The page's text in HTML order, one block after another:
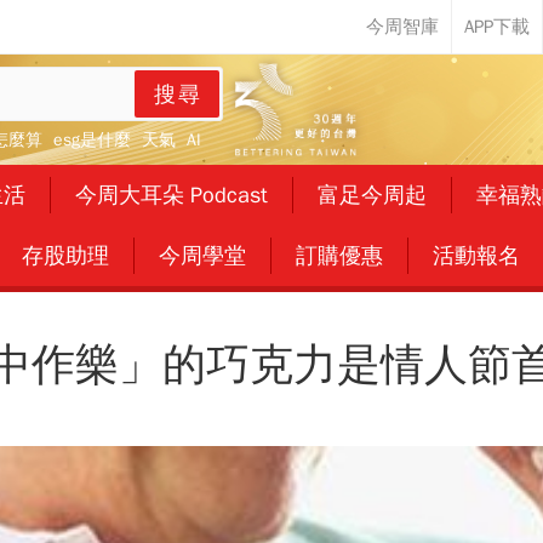
搜尋
麼算 esg是什麼 天氣 AI
今周大耳朵 Podcast 富足今周起 幸福
存股助理 今周學堂 訂購優惠 活動報名
作樂」的巧克力是情人節